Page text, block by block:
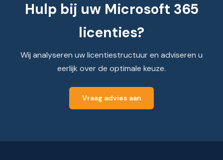
Hulp bij uw Microsoft 365
licenties?
Wij analyseren uw licentiestructuur en adviseren u
eerlijk over de optimale keuze.
Vraag advies aan